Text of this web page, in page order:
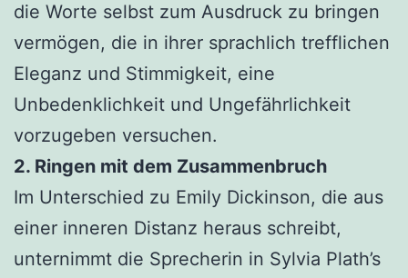
die Worte selbst zum Ausdruck zu bringen
vermögen, die in ihrer sprachlich trefflichen
Eleganz und Stimmigkeit, eine
Unbedenklichkeit und Ungefährlichkeit
vorzugeben versuchen.
2. Ringen mit dem Zusammenbruch
Im Unterschied zu Emily Dickinson, die aus
einer inneren Distanz heraus schreibt,
unternimmt die Sprecherin in Sylvia Plath’s